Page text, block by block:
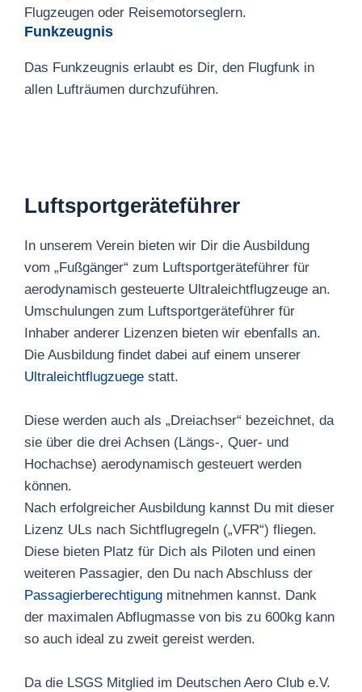
Flugzeugen oder Reisemotorseglern.
Funkzeugnis
Das Funkzeugnis erlaubt es Dir, den Flugfunk in
allen Lufträumen durchzuführen.
Luftsportgeräteführer
In unserem Verein bieten wir Dir die Ausbildung
vom „Fußgänger“ zum Luftsportgeräteführer für
aerodynamisch gesteuerte Ultraleichtflugzeuge an.
Umschulungen zum Luftsportgeräteführer für
Inhaber anderer Lizenzen bieten wir ebenfalls an.
Die Ausbildung findet dabei auf einem unserer
Ultraleichtflugzuege statt.
Diese werden auch als „Dreiachser“ bezeichnet, da
sie über die drei Achsen (Längs-, Quer- und
Hochachse) aerodynamisch gesteuert werden
können.
Nach erfolgreicher Ausbildung kannst Du mit dieser
Lizenz ULs nach Sichtflugregeln („VFR“) fliegen.
Diese bieten Platz für Dich als Piloten und einen
weiteren Passagier, den Du nach Abschluss der
Passagierberechtigung mitnehmen kannst. Dank
der maximalen Abflugmasse von bis zu 600kg kann
so auch ideal zu zweit gereist werden.
Da die LSGS Mitglied im Deutschen Aero Club e.V.